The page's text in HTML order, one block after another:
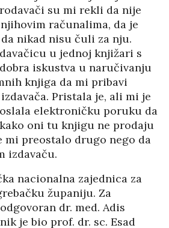
su mi rekli da nije
računalima, da je
nikad nisu čuli za nju.
u jednoj knjižari s
iskustva u naručivanju
knjiga da mi pribavi
Pristala je, ali mi je
elektroničku poruku da
oni tu knjigu ne prodaju
mi preostalo drugo nego da
izdavaču.
nacionalna zajednica za
županiju. Za
dr. med. Adis
je bio prof. dr. sc. Esad